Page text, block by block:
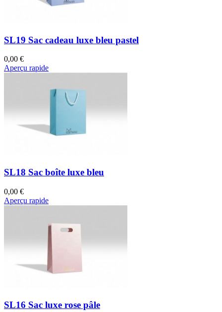
SL19 Sac cadeau luxe bleu pastel
0,00 €
Aperçu rapide
SL18 Sac boîte luxe bleu
0,00 €
Aperçu rapide
SL16 Sac luxe rose pâle